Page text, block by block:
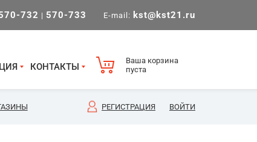
732 | 570-733 E-mail: kst@kst21.ru
КОНТАКТЫ
Ваша корзина
пуста
РЕГИСТРАЦИЯ ВОЙТИ